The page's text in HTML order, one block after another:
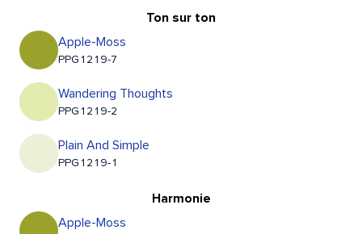
Ton sur ton
Apple-Moss
PPG1219-7
Wandering Thoughts
PPG1219-2
Plain And Simple
PPG1219-1
Harmonie
Apple-Moss